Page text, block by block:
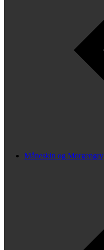
Måneskin og Morgengry